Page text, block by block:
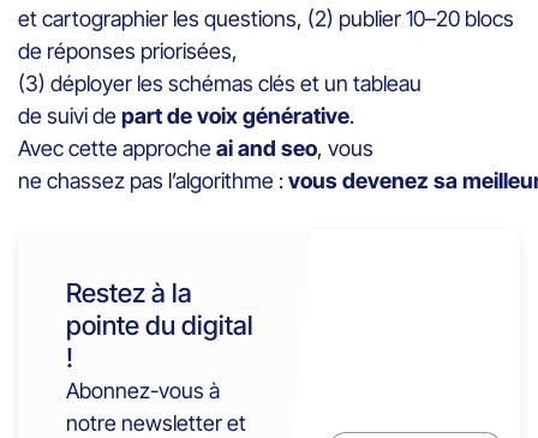
et cartographier les questions, (2) publier 10–20 blocs
de réponses priorisées,
(3) déployer les schémas clés et un tableau
de suivi depart de voix générative.
Avec cette approcheai and seo, vous
ne chassez pas l’algorithme :vous devenez sa
Restez à la
pointe du digital
!
Abonnez-vous à
notre newsletter et